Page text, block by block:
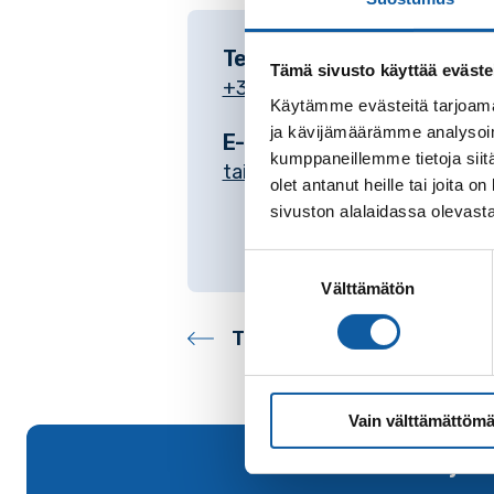
Tämä sivusto käyttää
Käytämme evästeitä
ja kävijämäärämme
kumppaneillemme tietoja
olet antanut heille tai joita
sivuston alalaidassa
Välttämätön
Vain
Telefon
+35824745130
E-post
taina.orn@paimio.fi
Tillbaka till kontakter